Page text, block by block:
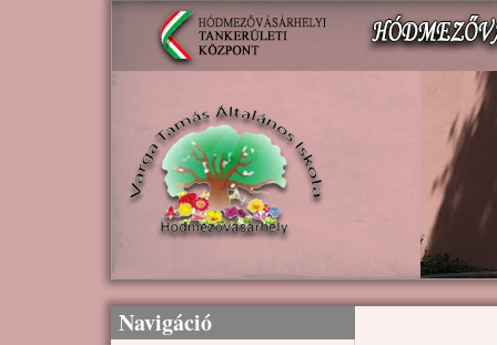
Ugrás a tartalomra
Navigáció